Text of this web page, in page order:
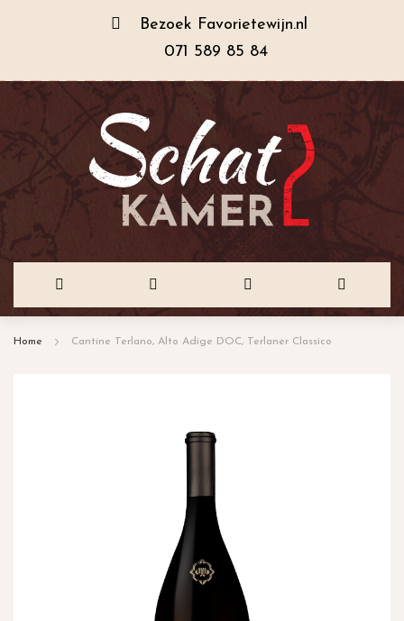
Bezoek Favorietewijn.nl
071 589 85 84
Home Cantine Terlano, Alto Adige DOC, Terlaner Classico